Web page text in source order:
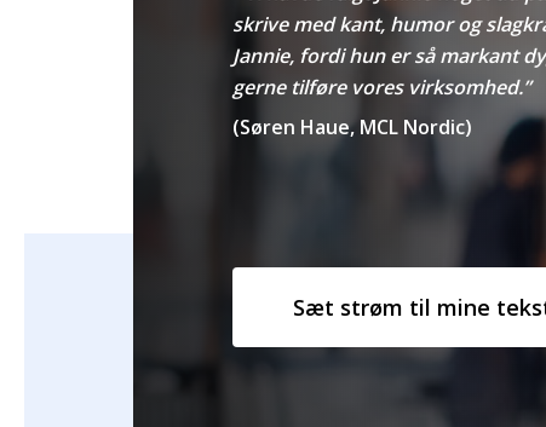
skrive med kant, humor og
Jannie, fordi hun er så markant
gerne tilføre vores virksomhed.”
(Søren Haue, MCL Nordic)
Sæt strøm til mine